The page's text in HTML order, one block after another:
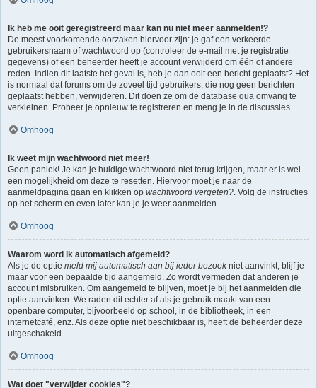
Ik heb me ooit geregistreerd maar kan nu niet meer aanmelden!?
De meest voorkomende oorzaken hiervoor zijn: je gaf een verkeerde
gebruikersnaam of wachtwoord op (controleer de e-mail met je registratie
gegevens) of een beheerder heeft je account verwijderd om één of andere
reden. Indien dit laatste het geval is, heb je dan ooit een bericht geplaatst? Het
is normaal dat forums om de zoveel tijd gebruikers, die nog geen berichten
geplaatst hebben, verwijderen. Dit doen ze om de database qua omvang te
verkleinen. Probeer je opnieuw te registreren en meng je in de discussies.
Omhoog
Ik weet mijn wachtwoord niet meer!
Geen paniek! Je kan je huidige wachtwoord niet terug krijgen, maar er is wel
een mogelijkheid om deze te resetten. Hiervoor moet je naar de
aanmeldpagina gaan en klikken op wachtwoord vergeten?. Volg de instructies
op het scherm en even later kan je je weer aanmelden.
Omhoog
Waarom word ik automatisch afgemeld?
Als je de optie meld mij automatisch aan bij ieder bezoekniet aanvinkt, blijf je
maar voor een bepaalde tijd aangemeld. Zo wordt vermeden dat anderen je
account misbruiken. Om aangemeld te blijven, moet je bij het aanmelden die
optie aanvinken. We raden dit echter af als je gebruik maakt van een
openbare computer, bijvoorbeeld op school, in de bibliotheek, in een
internetcafé, enz. Als deze optie niet beschikbaar is, heeft de beheerder deze
uitgeschakeld.
Omhoog
Wat doet "verwijder cookies"?